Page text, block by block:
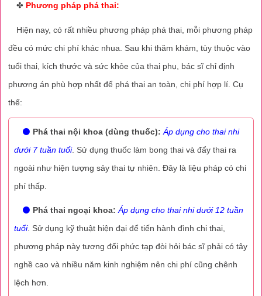
✤ Phương pháp phá thai:
Hiện nay, có rất nhiều phương pháp phá thai, mỗi phương pháp
đều có mức chi phí khác nhua. Sau khi thăm khám, tùy thuộc vào
tuổi thai, kích thước và sức khỏe của thai phụ, bác sĩ chỉ định
phương án phù hợp nhất để phá thai an toàn, chi phí hợp lí. Cụ
thế:
⚫ Phá thai nội khoa (dùng thuốc): Áp dụng cho thai nhi
dưới 7 tuần tuổi. Sử dụng thuốc làm bong thai và đẩy thai ra
ngoài như hiện tượng sảy thai tự nhiên. Đây là liệu pháp có chi
phí thấp.
⚫ Phá thai ngoại khoa: Áp dụng cho thai nhi dưới 12 tuần
tuổi. Sử dụng kỹ thuật hiện đại để tiến hành đình chi thai,
phương pháp này tương đối phức tạp đòi hỏi bác sĩ phải có tây
nghề cao và nhiều năm kinh nghiệm nên chi phí cũng chênh
lệch hơn.